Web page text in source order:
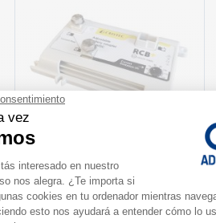
CRISTEC
Relé de conexión batería RCB+
Cristec